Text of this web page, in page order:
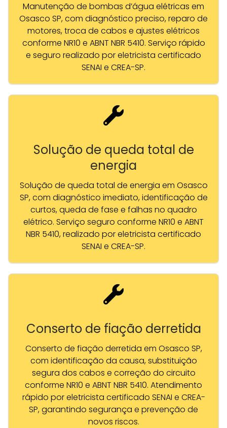
Manutenção de bombas d’água elétricas em
Osasco SP, com diagnóstico preciso, reparo de
motores, troca de cabos e ajustes elétricos
conforme NR10 e ABNT NBR 5410. Serviço rápido
e seguro realizado por eletricista certificado
SENAI e CREA-SP.
Solução de queda total de
energia
Solução de queda total de energia em Osasco
SP, com diagnóstico imediato, identificação de
curtos, queda de fase e falhas no quadro
elétrico. Serviço seguro conforme NR10 e ABNT
NBR 5410, realizado por eletricista certificado
SENAI e CREA-SP.
Conserto de fiação derretida
Conserto de fiação derretida em Osasco SP,
com identificação da causa, substituição
segura dos cabos e correção do circuito
conforme NR10 e ABNT NBR 5410. Atendimento
rápido por eletricista certificado SENAI e CREA-
SP, garantindo segurança e prevenção de
novos riscos.